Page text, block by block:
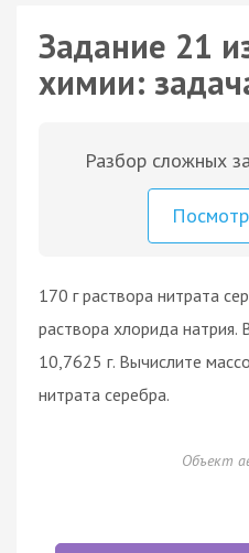
Задание 21
химии:
Разбор сложных
170 г раствора нитрата
раствора хлорида натрия.
10,7625 г. Вычислите
нитрата серебра.
Объект